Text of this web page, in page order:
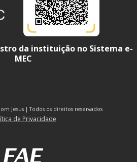
da instituição no Sistema e-
MEC
Jesus | Todos os direitos reservados
de Privacidade